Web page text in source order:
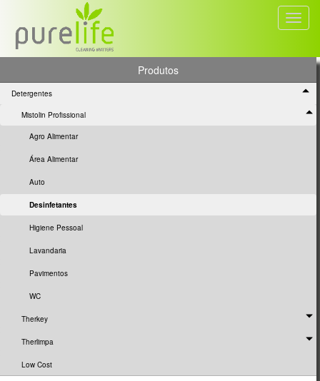
Produtos
Detergentes
Mistolin Profissional
Agro Alimentar
Área Alimentar
Auto
Desinfetantes
Higiene Pessoal
Lavandaria
Pavimentos
WC
Therkey
Therlimpa
Low Cost